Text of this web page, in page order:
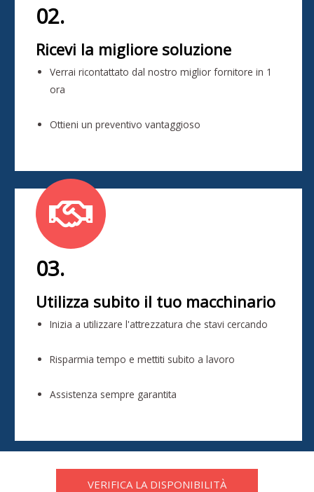
02.
Ricevi la migliore soluzione
Verrai ricontattato dal nostro miglior fornitore in 1
ora
Ottieni un preventivo vantaggioso
03.
Utilizza subito il tuo macchinario
Inizia a utilizzare l'attrezzatura che stavi cercando
Risparmia tempo e mettiti subito a lavoro
Assistenza sempre garantita
VERIFICA LA DISPONIBILITÀ